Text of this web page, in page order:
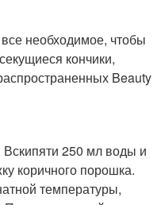
необходимое, чтобы
кончики,
Beauty
250 мл воды и
коричного порошка.
температуры,